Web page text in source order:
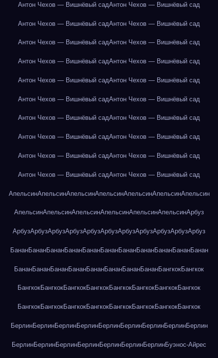
Антон Чехов — Вишнёвый садАнтон Чехов — Вишнёвый сад
Антон Чехов — Вишнёвый садАнтон Чехов — Вишнёвый сад
Антон Чехов — Вишнёвый садАнтон Чехов — Вишнёвый сад
Антон Чехов — Вишнёвый садАнтон Чехов — Вишнёвый сад
Антон Чехов — Вишнёвый садАнтон Чехов — Вишнёвый сад
Антон Чехов — Вишнёвый садАнтон Чехов — Вишнёвый сад
Антон Чехов — Вишнёвый садАнтон Чехов — Вишнёвый сад
Антон Чехов — Вишнёвый садАнтон Чехов — Вишнёвый сад
Антон Чехов — Вишнёвый садАнтон Чехов — Вишнёвый сад
Антон Чехов — Вишнёвый садАнтон Чехов — Вишнёвый сад
АпельсинАпельсинАпельсинАпельсинАпельсинАпельсинАпельсин
АпельсинАпельсинАпельсинАпельсинАпельсинАпельсинАрбуз
АрбузАрбузАрбузАрбузАрбузАрбузАрбузАрбузАрбузАрбузАрбуз
БананБананБананБананБананБананБананБананБананБананБанан
БананБананБананБананБананБананБананБананБангкокБангкок
БангкокБангкокБангкокБангкокБангкокБангкокБангкокБангкок
БангкокБангкокБангкокБангкокБангкокБангкокБангкокБангкок
БерлинБерлинБерлинБерлинБерлинБерлинБерлинБерлинБерлин
БерлинБерлинБерлинБерлинБерлинБерлинБерлинБуэнос-Айрес